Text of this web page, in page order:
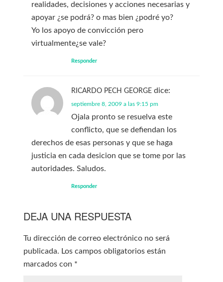
realidades, decisiones y acciones necesarias y
apoyar ¿se podrá? o mas bien ¿podré yo?
Yo los apoyo de convicción pero
virtualmente¿se vale?
Responder
RICARDO PECH GEORGE dice:
septiembre 8, 2009 a las 9:15 pm
Ojala pronto se resuelva este
conflicto, que se defiendan los
derechos de esas personas y que se haga
justicia en cada desicion que se tome por las
autoridades. Saludos.
Responder
DEJA UNA RESPUESTA
Tu dirección de correo electrónico no será
publicada. Los campos obligatorios están
marcados con *